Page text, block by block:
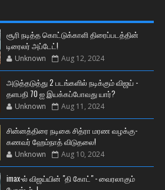
சூரி நடித்த கொட்டுக்காளி திரைப்படத்தின்
டிரைலர் அப்டேட்!
Unknown Aug 12, 2024
அடுத்தடுத்து 2 படங்களில் நடிக்கும் விஜய் -
தளபதி 70 ஐ இயக்கப்போவது யார்?
Unknown Aug 11, 2024
சின்னத்திரை நடிகை சித்ரா மரண வழக்கு-
கணவர் ஹேம்நாத் விடுதலை!
Unknown Aug 10, 2024
imax-ல் விஜய்யின் "தி கோட்" - வைரலாகும்